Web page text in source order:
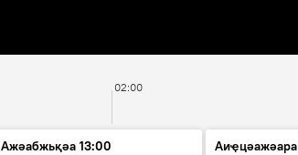
02:00
Ажәабжьқәа 13:00
Аиҿцәажәара